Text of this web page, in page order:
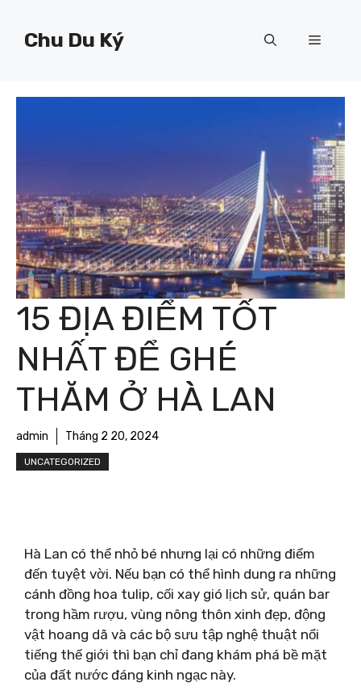
Chu Du Ký Menu
15 ĐỊA ĐIỂM TỐT
NHẤT ĐỂ GHÉ
THĂM Ở HÀ LAN
admin Tháng 2 20, 2024
UNCATEGORIZED
Hà Lan có thể nhỏ bé nhưng lại có những điểm
đến tuyệt vời. Nếu bạn có thể hình dung ra những
cánh đồng hoa tulip, cối xay gió lịch sử, quán bar
trong hầm rượu, vùng nông thôn xinh đẹp, động
vật hoang dã và các bộ sưu tập nghệ thuật nổi
tiếng thế giới thì bạn chỉ đang khám phá bề mặt
của đất nước đáng kinh ngạc này.